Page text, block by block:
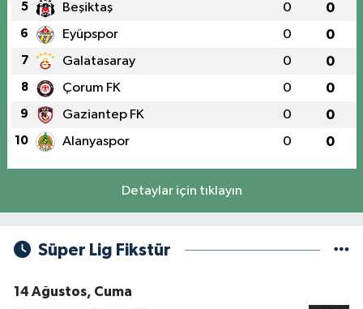
5 Beşiktaş 0 0
6 Eyüpspor 0 0
7 Galatasaray 0 0
8 Çorum FK 0 0
9 Gaziantep FK 0 0
10 Alanyaspor 0 0
Detaylar için tıklayın
Süper Lig Fikstür
14 Ağustos, Cuma